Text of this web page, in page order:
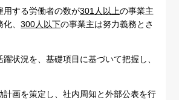
用する労働者の数が301人以上の事業主
化、300人以下の事業主は努力義務とさ
躍状況を、基礎項目に基づいて把握し、
計画を策定し、社内周知と外部公表を行